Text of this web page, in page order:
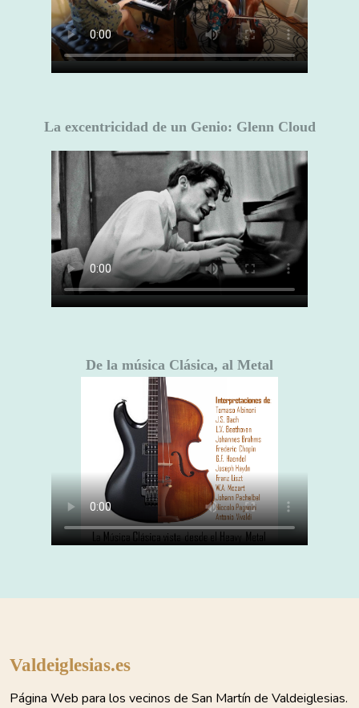
La excentricidad de un Genio: Glenn Cloud
De la música Clásica, al Metal
Valdeiglesias.es
Página Web para los vecinos de San Martín de Valdeiglesias.